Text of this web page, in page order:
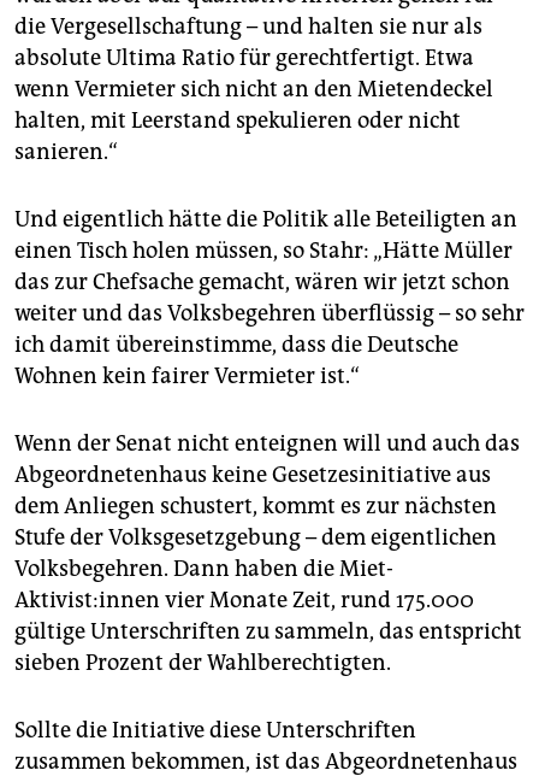
die Vergesellschaftung – und halten sie nur als
absolute Ultima Ratio für gerechtfertigt. Etwa
wenn Vermieter sich nicht an den Mietendeckel
halten, mit Leerstand spekulieren oder nicht
sanieren.“
Und eigentlich hätte die Politik alle Beteiligten an
einen Tisch holen müssen, so Stahr: „Hätte Müller
das zur Chefsache gemacht, wären wir jetzt schon
weiter und das Volksbegehren überflüssig – so sehr
ich damit übereinstimme, dass die Deutsche
Wohnen kein fairer Vermieter ist.“
Wenn der Senat nicht enteignen will und auch das
Abgeordnetenhaus keine Gesetzesinitiative aus
dem Anliegen schustert, kommt es zur nächsten
Stufe der Volksgesetzgebung – dem eigentlichen
Volksbegehren. Dann haben die Miet-
Aktivist:innen vier Monate Zeit, rund 175.000
gültige Unterschriften zu sammeln, das entspricht
sieben Prozent der Wahlberechtigten.
Sollte die Initiative diese Unterschriften
zusammen bekommen, ist das Abgeordnetenhaus